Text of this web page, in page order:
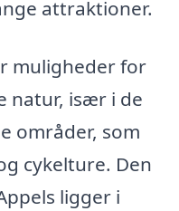
attraktioner.
muligheder for
natur, især i de
områder, som
cykelture. Den
ligger i